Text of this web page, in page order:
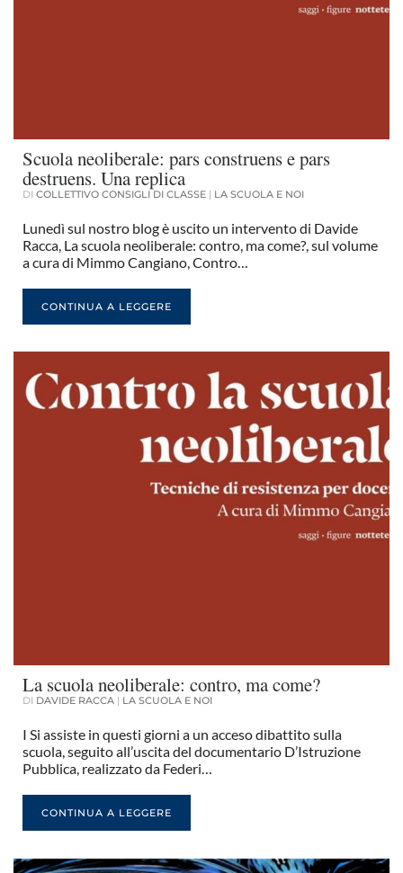
Scuola neoliberale: pars construens e pars
destruens. Una replica
DI COLLETTIVO CONSIGLI DI CLASSE | LA SCUOLA E NOI
Lunedì sul nostro blog è uscito un intervento di Davide
Racca, La scuola neoliberale: contro, ma come?, sul volume
a cura di Mimmo Cangiano, Contro…
CONTINUA A LEGGERE
La scuola neoliberale: contro, ma come?
DI DAVIDE RACCA | LA SCUOLA E NOI
I Si assiste in questi giorni a un acceso dibattito sulla
scuola, seguito all’uscita del documentario D’Istruzione
Pubblica, realizzato da Federi…
CONTINUA A LEGGERE